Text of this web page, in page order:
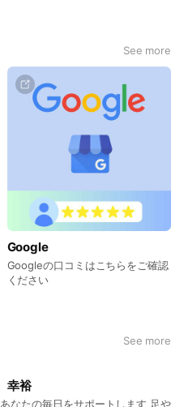
See more
Google
Googleの口コミはこちらをご確認
ください
See more
幸裕
たの毎日をサポートします 足や